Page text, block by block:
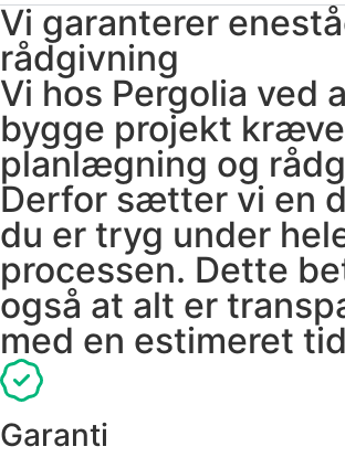
Vi garanterer
rådgivning
Vi hos Pergolia ved
bygge projekt
planlægning og
Derfor sætter vi en
du er tryg under
processen. Dette
også at alt er
med en estimeret
Garanti